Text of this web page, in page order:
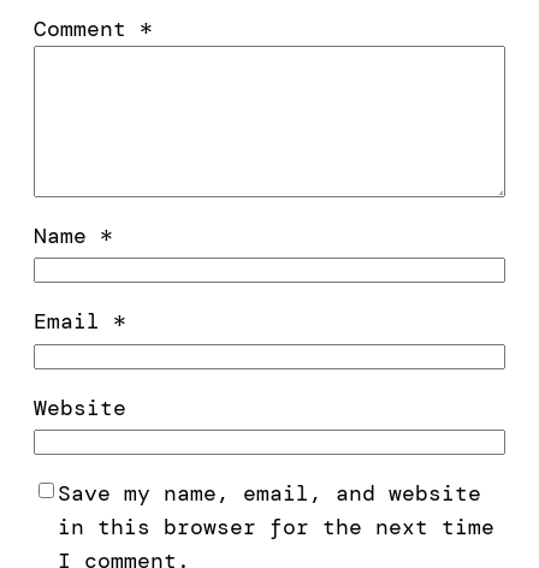
Comment *
Name *
Email *
Website
Save my name, email, and website
in this browser for the next time
I comment.